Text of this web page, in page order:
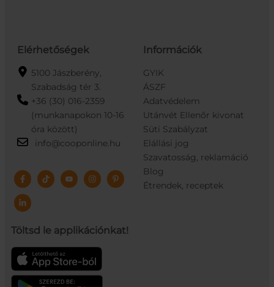
Elérhetőségek
5100 Jászberény,
Szabadság tér 3.
+36 (30) 016-2359
(munkanapokon 10-16
óra között)
info@cooponline.hu
Töltsd le applikációnkat!
Információk
GYIK
ÁSZF
Adatvédelem
Utánvét Ellenőr kivonat
Süti Szabályzat
Elállási jog
Szavatosság, reklamáció
Blog
Étrendek, receptek